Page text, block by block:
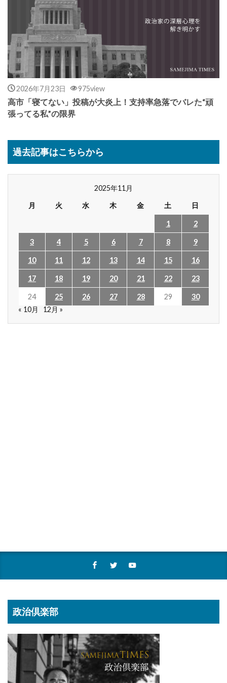
2026年7月23日 975view
高市「寝てない」投稿が大炎上！支持率急落でバレた“頑
張ってる私”の限界
過去記事はこちらから
2025年11月
月
火 水 木 金 土 日
1 2
3 4 5 6 7 8 9
10 11 12 13 14 15 16
17 18 19 20 21 22 23
24 25 26 27 28 29
30
« 10月
12月 »
政治倶楽部